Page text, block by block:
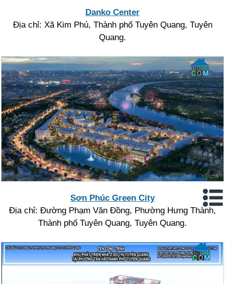
Danko Center
Địa chỉ: Xã Kim Phú, Thành phố Tuyên Quang, Tuyên
Quang.
Sơn Phúc Green City
Địa chỉ: Đường Phạm Văn Đồng, Phường Hưng Thành,
Thành phố Tuyên Quang, Tuyên Quang.